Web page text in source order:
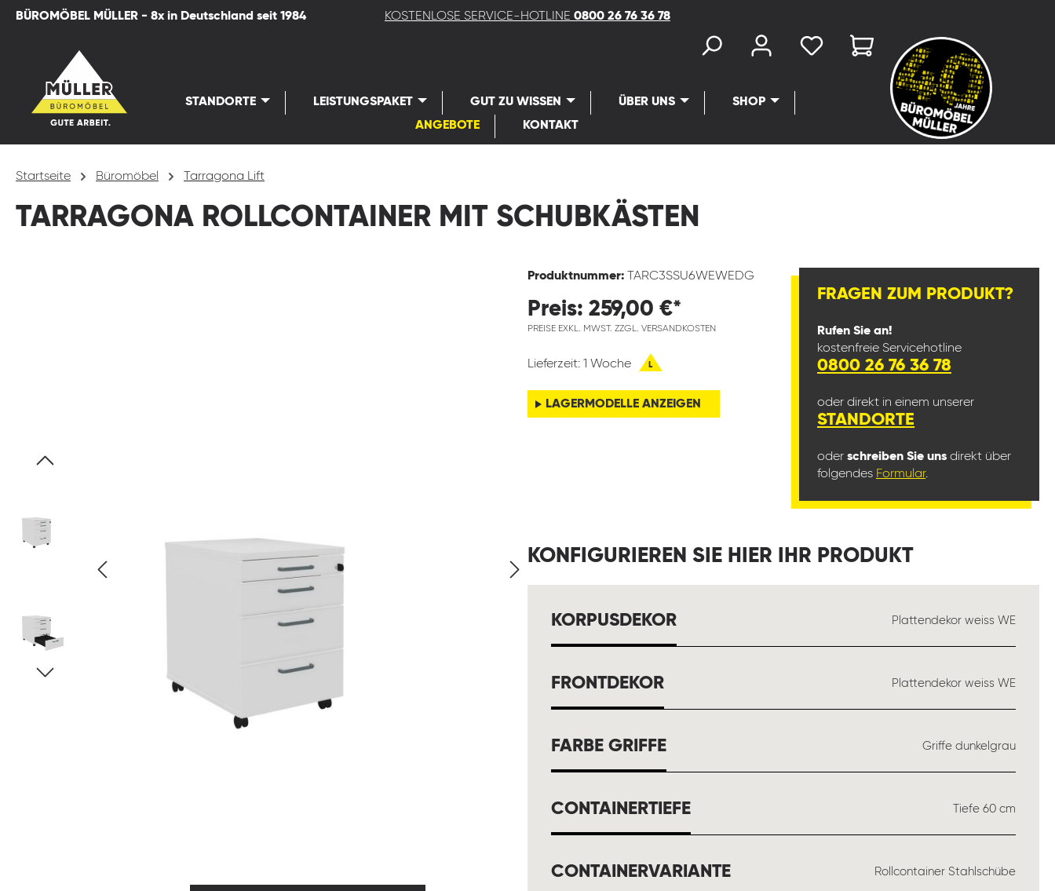
Zur Hauptnavigation springen
BÜROMÖBEL MÜLLER - 8x in Deutschland seit 1984 KOSTENLOSE SERVICE-HOTLINE 0800 26 76 36 78
STANDORTE LEISTUNGSPAKET GUT ZU WISSEN ÜBER UNS
SHOP
ANGEBOTE
KONTAKT
Startseite Büromöbel Tarragona Lift
TARRAGONA ROLLCONTAINER MIT SCHUBKÄSTEN
Produktnummer: TARC3SSU6WEWEDG
Preis: 259,00 €*
PREISE EXKL. MWST. ZZGL. VERSANDKOSTEN
Lieferzeit: 1 Woche L
LAGERMODELLE ANZEIGEN
FRAGEN ZUM PRODUKT?
Rufen Sie an!
kostenfreie Servicehotline
0800 26 76 36 78
oder direkt in einem unserer
STANDORTE
oder schreiben Sie uns direkt über
folgendes Formular.
KONFIGURIEREN SIE HIER IHR PRODUKT
KORPUSDEKORAUSWÄHLEN Plattendekor weiss WE
FRONTDEKORAUSWÄHLEN Plattendekor weiss WE
FARBE GRIFFEAUSWÄHLEN Griffe dunkelgrau
CONTAINERTIEFEAUSWÄHLEN Tiefe 60 cm
CONTAINERVARIANTEAUSWÄHLEN Rollcontainer Stahlschübe